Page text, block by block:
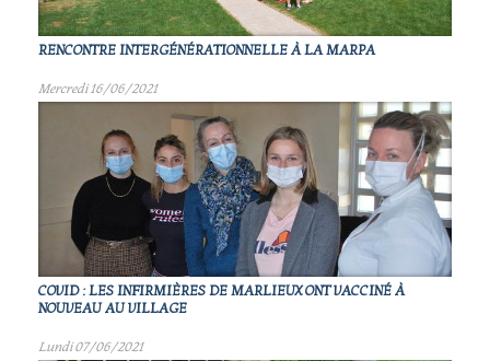
RENCONTRE INTERGÉNÉRATIONNELLE À LA MARPA
Mercredi 16/06/2021
COVID : LES INFIRMIÈRES DE MARLIEUX ONT VACCINÉ À
NOUVEAU AU VILLAGE
Lundi 07/06/2021